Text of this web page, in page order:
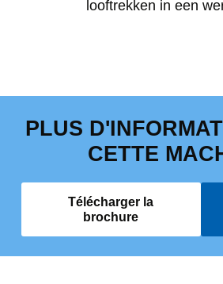
PLUS
CETTE
Télécharger la
brochure